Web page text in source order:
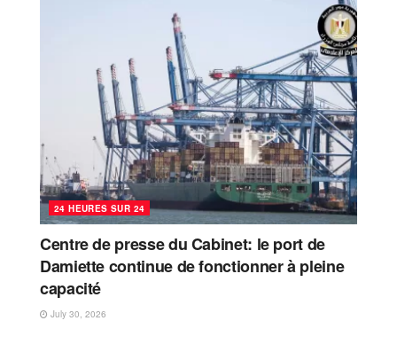
24 HEURES SUR 24
Centre de presse du Cabinet: le port de
Damiette continue de fonctionner à pleine
capacité
July 30, 2026